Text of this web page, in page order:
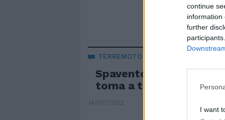
continue
information
further
I want
TERREMOTO
Spavento ad Amatrice:
torna a tremare tutto
14/07/2022